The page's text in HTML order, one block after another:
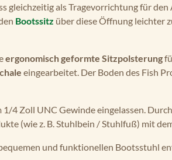
als Tragevorrichtung für
Bootssitz über diese Öffnung leichter
ergonomisch geformte Sitzpolsterung
eingearbeitet. Der Boden des Fish
4 Zoll UNC Gewinde eingelassen.
(wie z. B. Stuhlbein / Stuhlfuß) mit
und funktionellen Bootsstuhl